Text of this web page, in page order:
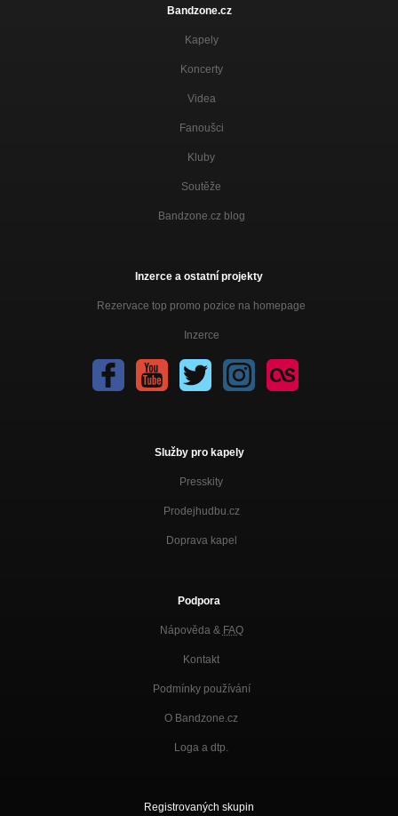
Bandzone.cz
Kapely
Koncerty
Videa
Fanoušci
Kluby
Soutěže
Bandzone.cz blog
Inzerce a ostatní projekty
Rezervace top promo pozice na homepage
Inzerce
Služby pro kapely
Presskity
Prodejhudbu.cz
Doprava kapel
Podpora
Nápověda & FAQ
Kontakt
Podmínky používání
O Bandzone.cz
Loga a dtp.
Registrovaných skupin